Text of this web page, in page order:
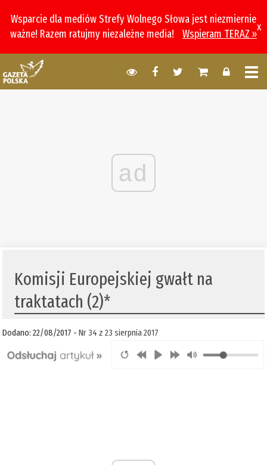
Wsparcie dla mediów Strefy Wolnego Słowa jest niezmiernie
ważne! Razem ratujmy niezależne media!
Wspieram TERAZ »
x
ad
Komisji Europejskiej gwałt na
traktatach (2)*
Dodano: 22/08/2017 -Nr 34 z 23 sierpnia 2017